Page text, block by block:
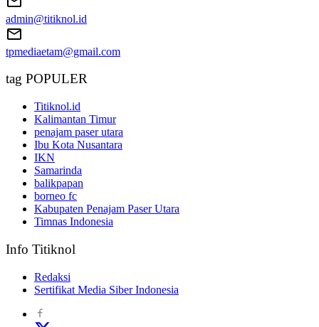
admin@titiknol.id
tpmediaetam@gmail.com
tag POPULER
Titiknol.id
Kalimantan Timur
penajam paser utara
Ibu Kota Nusantara
IKN
Samarinda
balikpapan
borneo fc
Kabupaten Penajam Paser Utara
Timnas Indonesia
Info Titiknol
Redaksi
Sertifikat Media Siber Indonesia